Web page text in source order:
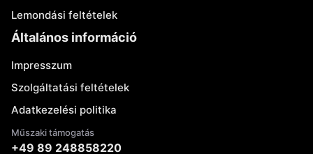
Lemondási feltételek
Általános információ
Impresszum
Szolgáltatási feltételek
Adatkezelési politika
Műszaki támogatás
+49 89 248858220